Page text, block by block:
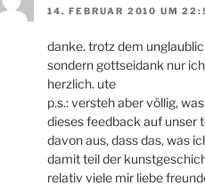
14. FEBRUAR 2010 UM
danke. trotz dem
sondern gottseidank nur
herzlich. ute
p.s.: versteh aber völlig,
dieses feedback auf unser
davon aus, dass das, was
damit teil der
relativ viele mir liebe